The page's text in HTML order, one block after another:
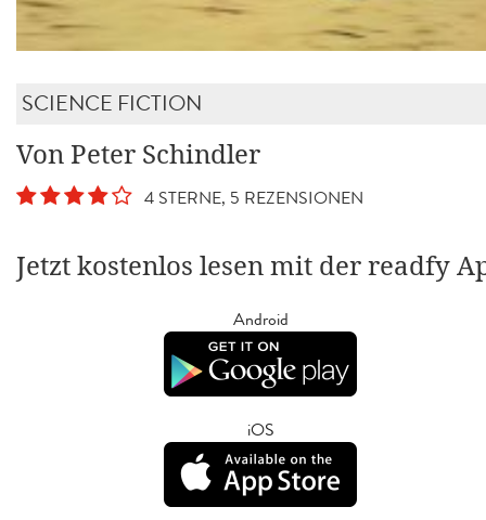
SCIENCE FICTION
Von Peter Schindler
4 STERNE, 5 REZENSIONEN
Jetzt kostenlos lesen mit der readfy
Android
iOS